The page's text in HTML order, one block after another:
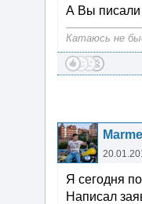
А Вы писали
Катаюсь не
Я сегодня
Написал